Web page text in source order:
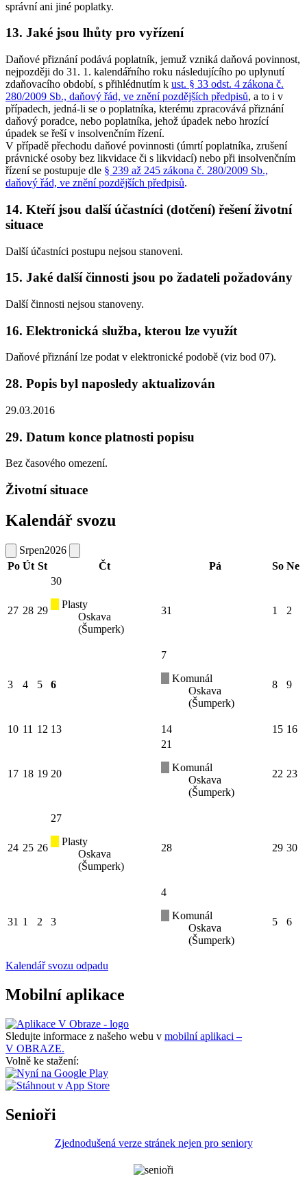
správní ani jiné poplatky.
13. Jaké jsou lhůty pro vyřízení
Daňové přiznání podává poplatník, jemuž vzniká daňová povinnost,
nejpozději do 31. 1. kalendářního roku následujícího po uplynutí
zdaňovacího období, s přihlédnutím k ust. § 33 odst. 4 zákona č.
280/2009 Sb., daňový řád, ve znění pozdějších předpisů, a to i v
případech, jedná-li se o poplatníka, kterému zpracovává přiznání
daňový poradce, nebo poplatníka, jehož úpadek nebo hrozící
úpadek se řeší v insolvenčním řízení.
V případě přechodu daňové povinnosti (úmrtí poplatníka, zrušení
právnické osoby bez likvidace či s likvidací) nebo při insolvenčním
řízení se postupuje dle § 239 až 245 zákona č. 280/2009 Sb.,
daňový řád, ve znění pozdějších předpisů.
14. Kteří jsou další účastníci (dotčení) řešení životní
situace
Další účastníci postupu nejsou stanoveni.
15. Jaké další činnosti jsou po žadateli požadovány
Další činnosti nejsou stanoveny.
16. Elektronická služba, kterou lze využít
Daňové přiznání lze podat v elektronické podobě (viz bod 07).
28. Popis byl naposledy aktualizován
29.03.2016
29. Datum konce platnosti popisu
Bez časového omezení.
Životní situace
Kalendář svozu
Srpen2026
Po Út St Čt Pá So Ne
27 28 29
30
Plasty
Oskava
(Šumperk)
31 1 2
3 4 5 6
7
Komunál
Oskava
(Šumperk)
8 9
10 11 12 13 14 15 16
17 18 19 20
21
Komunál
Oskava
(Šumperk)
22 23
24 25 26
27
Plasty
Oskava
(Šumperk)
28 29 30
31 1 2 3
4
Komunál
Oskava
(Šumperk)
5 6
Kalendář svozu odpadu
Mobilní aplikace
Sledujte informace z našeho webu v mobilní aplikaci –
V OBRAZE.
Volně ke stažení:
Senioři
Zjednodušená verze stránek nejen pro seniory